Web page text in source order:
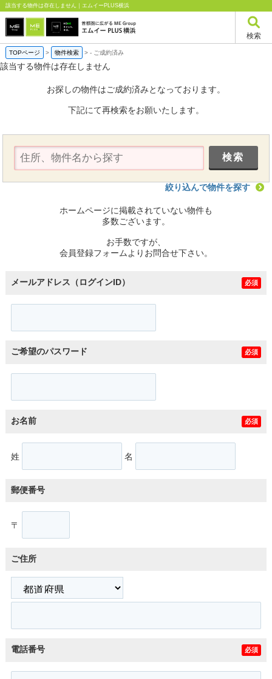
該当する物件は存在しません｜エムイーPLUS横浜
検索
TOPページ > 物件検索 >- ご成約済み
該当する物件は存在しません
お探しの物件はご成約済みとなっております。
下記にて再検索をお願いたします。
絞り込んで物件を探す
ホームページに掲載されていない物件も
多数ございます。
お手数ですが、
会員登録フォームよりお問合せ下さい。
メールアドレス（ログインID） 必須
ご希望のパスワード 必須
お名前 必須
姓 名
郵便番号
〒
ご住所
電話番号 必須